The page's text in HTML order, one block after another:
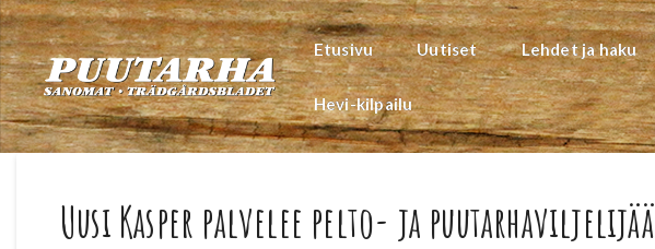
Siirry
sisältöön
Etusivu Uutiset Lehdet ja haku
Hevi-kilpailu
Uusi Kasper palvelee pelto- ja puutarhaviljelijää